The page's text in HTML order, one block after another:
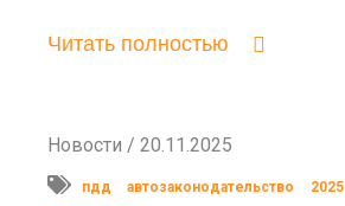
Читать полностью
Новости / 20.11.2025
пдд автозаконодательство 2025